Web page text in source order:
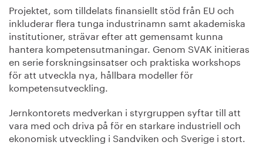
Projektet, som tilldelats finansiellt stöd från EU och
inkluderar flera tunga industrinamn samt akademiska
institutioner, strävar efter att gemensamt kunna
hantera kompetensutmaningar. Genom SVAK initieras
en serie forskningsinsatser och praktiska workshops
för att utveckla nya, hållbara modeller för
kompetensutveckling.
Jernkontorets medverkan i styrgruppen syftar till att
vara med och driva på för en starkare industriell och
ekonomisk utveckling i Sandviken och Sverige i stort.